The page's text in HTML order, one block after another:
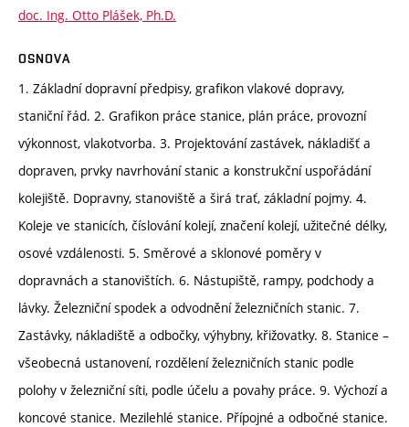
doc. Ing. Otto Plášek, Ph.D.
OSNOVA
1. Základní dopravní předpisy, grafikon vlakové dopravy,
staniční řád. 2. Grafikon práce stanice, plán práce, provozní
výkonnost, vlakotvorba. 3. Projektování zastávek, nákladišť a
dopraven, prvky navrhování stanic a konstrukční uspořádání
kolejiště. Dopravny, stanoviště a širá trať, základní pojmy. 4.
Koleje ve stanicích, číslování kolejí, značení kolejí, užitečné délky,
osové vzdálenosti. 5. Směrové a sklonové poměry v
dopravnách a stanovištích. 6. Nástupiště, rampy, podchody a
lávky. Železniční spodek a odvodnění železničních stanic. 7.
Zastávky, nákladiště a odbočky, výhybny, křižovatky. 8. Stanice –
všeobecná ustanovení, rozdělení železničních stanic podle
polohy v železniční síti, podle účelu a povahy práce. 9. Výchozí a
koncové stanice. Mezilehlé stanice. Přípojné a odbočné stanice.